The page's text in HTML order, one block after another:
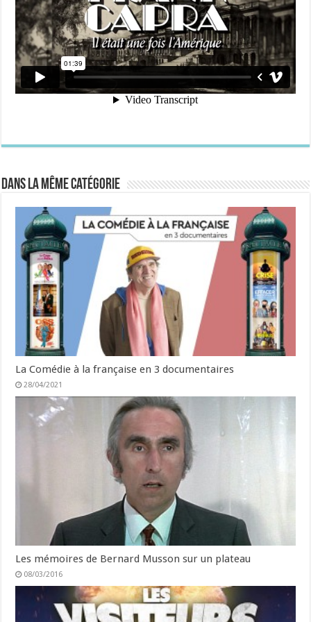
Dans la même catégorie
La Comédie à la française en 3 documentaires
28/04/2021
Les mémoires de Bernard Musson sur un plateau
08/03/2016